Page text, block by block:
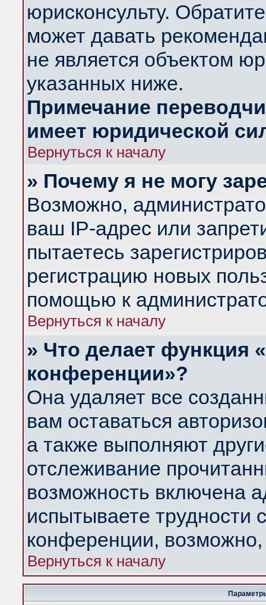
юрисконсульту.
может давать
не является объектом
указанных ниже.
Примечание
имеет юридической
Вернуться к началу
» Почему я не могу
Возможно,
ваш IP-адрес или
пытаетесь
регистрацию новых
помощью к
Вернуться к началу
» Что делает функция
конференции»?
Она удаляет все
вам оставаться
а также выполняют
отслеживание
возможность включена
испытываете трудности
конференции,
Вернуться к началу